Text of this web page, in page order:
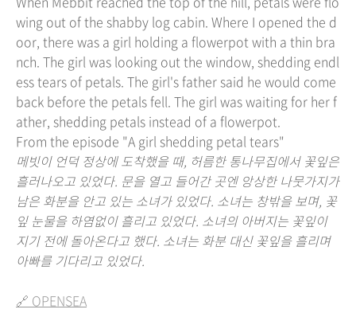
wing out of the shabby log cabin. Where I opened the d
oor, there was a girl holding a flowerpot with a thin bra
nch. The girl was looking out the window, shedding endl
ess tears of petals. The girl's father said he would come
back before the petals fell. The girl was waiting for her f
ather, shedding petals instead of a flowerpot.
From the episode "A girl shedding petal tears"
메빗이 언덕 정상에 도착했을 때, 허름한 통나무집에서 꽃잎은
흘러나오고 있었다. 문을 열고 들어간 곳엔 앙상한 나뭇가지가
남은 화분을 안고 있는 소녀가 있었다. 소녀는 창밖을 보며, 꽃
잎 눈물을 하염없이 흘리고 있었다. 소녀의 아버지는 꽃잎이
지기 전에 돌아온다고 했다. 소녀는 화분 대신 꽃잎을 흘리며
아빠를 기다리고 있었다.
🔗 OPENSEA